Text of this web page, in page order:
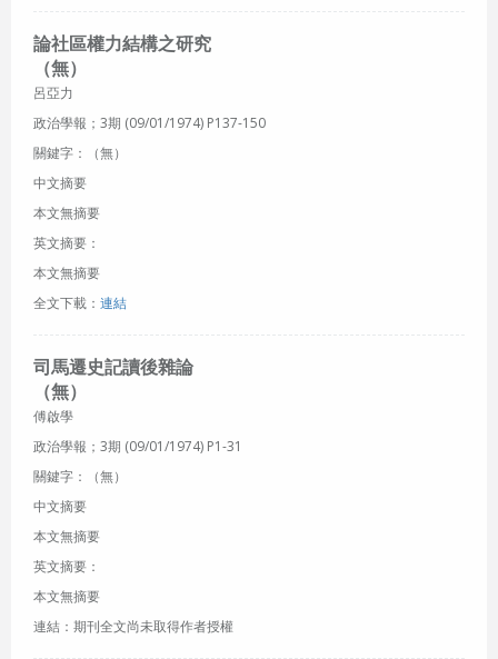
論社區權力結構之研究
（無）
呂亞力
政治學報；3期 (09/01/1974) P137-150
關鍵字：（無）
中文摘要
本文無摘要
英文摘要：
本文無摘要
全文下載： 連結
司馬遷史記讀後雜論
（無）
傅啟學
政治學報；3期 (09/01/1974) P1-31
關鍵字：（無）
中文摘要
本文無摘要
英文摘要：
本文無摘要
連結：期刊全文尚未取得作者授權